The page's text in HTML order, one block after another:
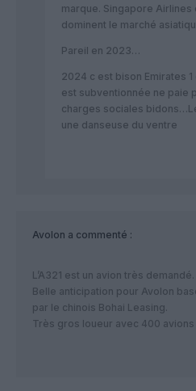
marque. Singapore Airlines
dominent le marché
Pareil en 2023…
2024 c est bison Emirates 1
est subventionnée ne paie
charges sociales
une danseuse du ventre
Avolon a commenté :
L’A321 est un avion très demandé.
Belle anticipation pour Avolon
par le chinois Bohai Leasing.
Très gros loueur avec 400